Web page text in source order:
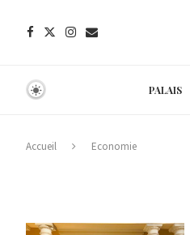
PALAIS
Accueil Economie